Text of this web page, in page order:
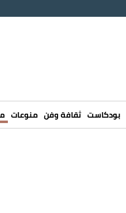
بودكاست ثقافة وفن منوعات